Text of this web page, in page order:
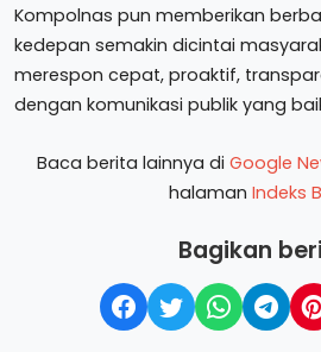
Kompolnas pun memberikan
kedepan semakin dicintai
merespon cepat, proaktif,
dengan komunikasi publik yang
Baca berita lainnya di Google
halaman Indeks
Bagikan